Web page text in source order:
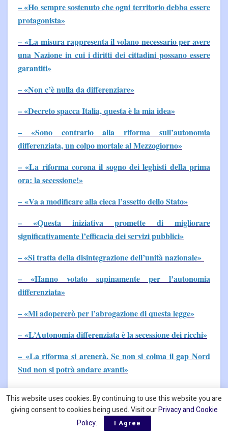
– «Ho sempre sostenuto che ogni territorio debba essere
protagonista»
– «La misura rappresenta il volano necessario per avere
una Nazione in cui i diritti dei cittadini possano essere
garantiti»
– «Non c’è nulla da differenziare»
– «Decreto spacca Italia, questa è la mia idea»
– «Sono contrario alla riforma sull’autonomia
differenziata, un colpo mortale al Mezzogiorno»
– «La riforma corona il sogno dei leghisti della prima
ora: la secessione!»
– «Va a modificare alla cieca l’assetto dello Stato»
– «Questa iniziativa promette di migliorare
significativamente l’efficacia dei servizi pubblici»
– «Si tratta della disintegrazione dell’unità nazionale»
– «Hanno votato supinamente per l’autonomia
differenziata»
– «Mi adopererò per l’abrogazione di questa legge»
– «L’Autonomia differenziata è la secessione dei ricchi»
– «La riforma si arenerà. Se non si colma il gap Nord
Sud non si potrà andare avanti»
riforma»
– «Siamo completamente contrari a questa riforma
This website uses cookies. By continuing to use this website you are
giving consent to cookies being used. Visit ourPrivacy and Cookie
Policy. I Agree